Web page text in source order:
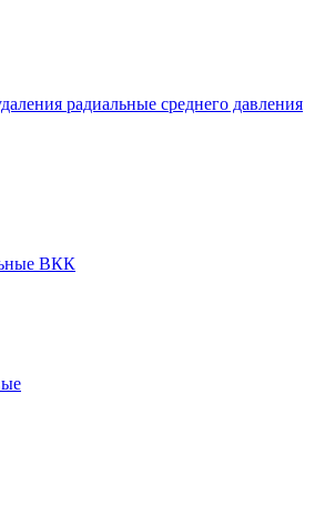
радиальные среднего давления
ВКК